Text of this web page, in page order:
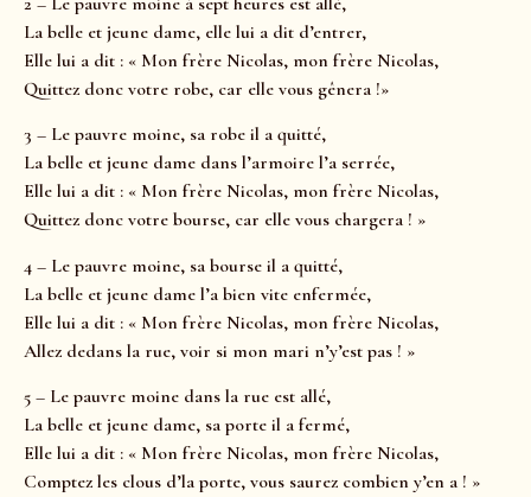
La belle et jeune dame, elle lui a dit d’entrer,
Elle lui a dit : « Mon frère Nicolas, mon frère Nicolas,
Quittez donc votre robe, car elle vous gênera !»
3 – Le pauvre moine, sa robe il a quitté,
La belle et jeune dame dans l’armoire l’a serrée,
Elle lui a dit : « Mon frère Nicolas, mon frère Nicolas,
Quittez donc votre bourse, car elle vous chargera ! »
4 – Le pauvre moine, sa bourse il a quitté,
La belle et jeune dame l’a bien vite enfermée,
Elle lui a dit : « Mon frère Nicolas, mon frère Nicolas,
Allez dedans la rue, voir si mon mari n’y’est pas ! »
5 – Le pauvre moine dans la rue est allé,
La belle et jeune dame, sa porte il a fermé,
Elle lui a dit : « Mon frère Nicolas, mon frère Nicolas,
Comptez les clous d’la porte, vous saurez combien y’en a ! »